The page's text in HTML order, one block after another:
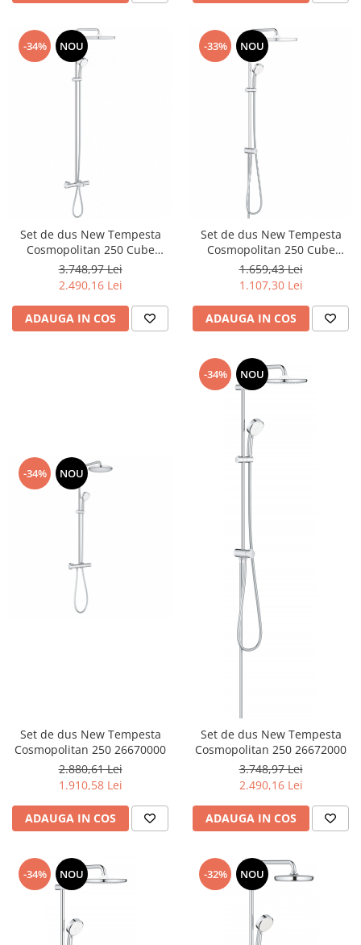
-34% NOU
Set de dus New Tempesta
Cosmopolitan 250 Cube
26691000
3.748,97 Lei
2.490,16 Lei
ADAUGA IN COS
-33% NOU
Set de dus New Tempesta
Cosmopolitan 250 Cube
26694000
1.659,43 Lei
1.107,30 Lei
ADAUGA IN COS
-34% NOU
Set de dus New Tempesta
Cosmopolitan 250 26670000
2.880,61 Lei
1.910,58 Lei
ADAUGA IN COS
-34% NOU
Set de dus New Tempesta
Cosmopolitan 250 26672000
3.748,97 Lei
2.490,16 Lei
ADAUGA IN COS
-34% NOU -32% NOU